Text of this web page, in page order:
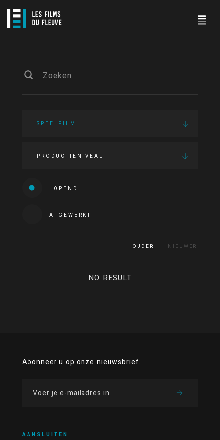
SPEELFILM
PRODUCTIENIVEAU
LOPEND
AFGEWERKT
OUDER NIEUWER
NO RESULT
Abonneer u op onze nieuwsbrief.
AANSLUITEN